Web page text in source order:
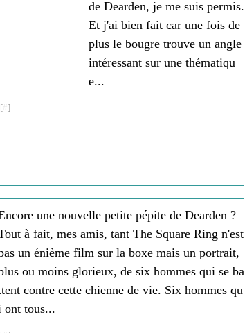
de Dearden, je me suis permis.
Et j'ai bien fait car une fois de
plus le bougre trouve un angle
intéressant sur une thématiqu
e...
]
une nouvelle petite pépite de Dearden ?
à fait, mes amis, tant The Square Ring n'est
un énième film sur la boxe mais un portrait,
ou moins glorieux, de six hommes qui se ba
contre cette chienne de vie. Six hommes qu
ont tous...